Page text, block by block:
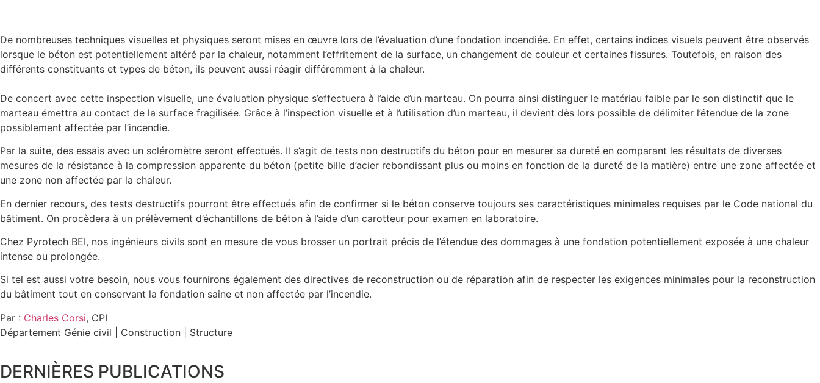
De nombreuses techniques visuelles et physiques seront mises en œuvre lors de l’évaluation d’une fondation incendiée. En effet, certains indices visuels peuvent être observés
lorsque le béton est potentiellement altéré par la chaleur, notamment l’effritement de la surface, un changement de couleur et certaines fissures. Toutefois, en raison des
différents constituants et types de béton, ils peuvent aussi réagir différemment à la chaleur.
De concert avec cette inspection visuelle, une évaluation physique s’effectuera à l’aide d’un marteau. On pourra ainsi distinguer le matériau faible par le son distinctif que le
marteau émettra au contact de la surface fragilisée. Grâce à l’inspection visuelle et à l’utilisation d’un marteau, il devient dès lors possible de délimiter l’étendue de la zone
possiblement affectée par l’incendie.
Par la suite, des essais avec un scléromètre seront effectués. Il s’agit de tests non destructifs du béton pour en mesurer sa dureté en comparant les résultats de diverses
mesures de la résistance à la compression apparente du béton (petite bille d’acier rebondissant plus ou moins en fonction de la dureté de la matière) entre une zone affectée et
une zone non affectée par la chaleur.
En dernier recours, des tests destructifs pourront être effectués afin de confirmer si le béton conserve toujours ses caractéristiques minimales requises par le Code national du
bâtiment. On procèdera à un prélèvement d’échantillons de béton à l’aide d’un carotteur pour examen en laboratoire.
Chez Pyrotech BEI, nos ingénieurs civils sont en mesure de vous brosser un portrait précis de l’étendue des dommages à une fondation potentiellement exposée à une chaleur
intense ou prolongée.
Si tel est aussi votre besoin, nous vous fournirons également des directives de reconstruction ou de réparation afin de respecter les exigences minimales pour la reconstruction
du bâtiment tout en conservant la fondation saine et non affectée par l’incendie.
Par : Charles Corsi, CPI
Département Génie civil | Construction | Structure
DERNIÈRES PUBLICATIONS